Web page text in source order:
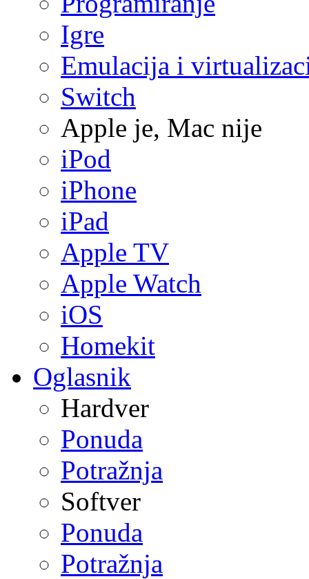
Igre
Emulacija i
Switch
Apple je, Mac nije
iPod
iPhone
iPad
Apple TV
Apple Watch
iOS
Homekit
Oglasnik
Hardver
Ponuda
Potražnja
Softver
Ponuda
Potražnja